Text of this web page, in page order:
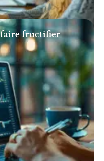
faire fructifier